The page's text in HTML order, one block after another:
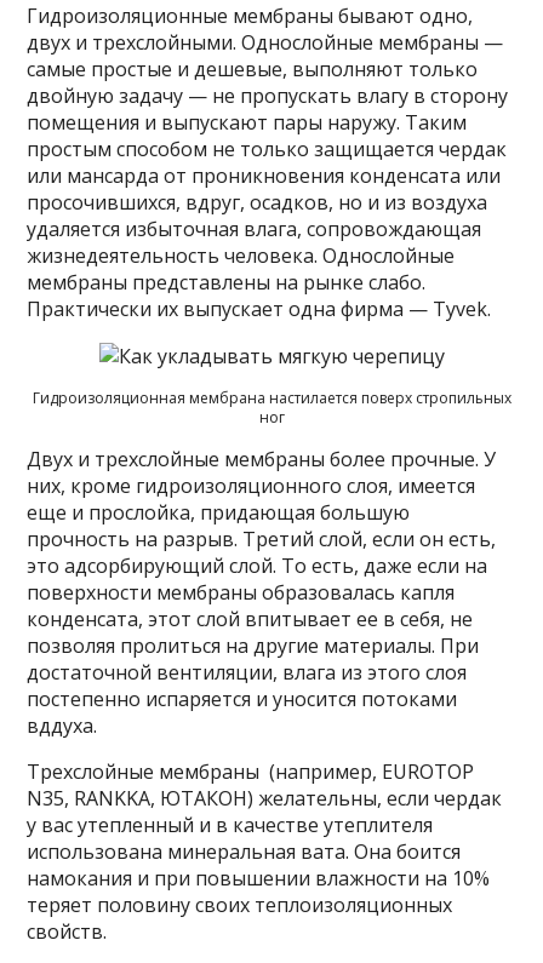
Гидроизоляционные мембраны бывают одно,
двух и трехслойными. Однослойные мембраны —
самые простые и дешевые, выполняют только
двойную задачу — не пропускать влагу в сторону
помещения и выпускают пары наружу. Таким
простым способом не только защищается чердак
или мансарда от проникновения конденсата или
просочившихся, вдруг, осадков, но и из воздуха
удаляется избыточная влага, сопровождающая
жизнедеятельность человека. Однослойные
мембраны представлены на рынке слабо.
Практически их выпускает одна фирма — Tyvek.
Гидроизоляционная мембрана настилается поверх стропильных
ног
Двух и трехслойные мембраны более прочные. У
них, кроме гидроизоляционного слоя, имеется
еще и прослойка, придающая большую
прочность на разрыв. Третий слой, если он есть,
это адсорбирующий слой. То есть, даже если на
поверхности мембраны образовалась капля
конденсата, этот слой впитывает ее в себя, не
позволяя пролиться на другие материалы. При
достаточной вентиляции, влага из этого слоя
постепенно испаряется и уносится потоками
вддуха.
Трехслойные мембраны (например, EUROTOP
N35, RANKKA, ЮТАКОН) желательны, если чердак
у вас утепленный и в качестве утеплителя
использована минеральная вата. Она боится
намокания и при повышении влажности на 10%
теряет половину своих теплоизоляционных
свойств.